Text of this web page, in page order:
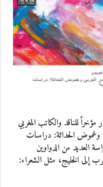
عن دار “نور نشر” بألمانيا 2016 صدر مؤخراً للناقد والكاتب المغربي
وغموض الحداثة: دراسات
العديد من الدواوين
إلى الخليج، مثل الشعراء: